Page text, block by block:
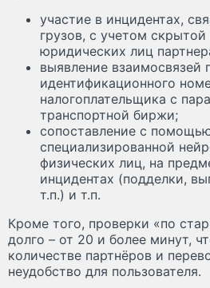
участие в инцидентах,
грузов, с учетом
юридических лиц
выявление взаимосвязей
идентификационного
налогоплательщика с
транспортной биржи;
сопоставление с
специализированной
физических лиц, на
инцидентах (подделки,
т.п.) и т.п.
Кроме того, проверки «по
долго – от 20 и более минут,
количестве партнёров и
неудобство для пользователя.